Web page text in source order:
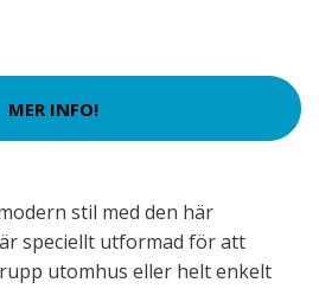
MER INFO!
stil med den här
speciellt utformad för att
utomhus eller helt enkelt